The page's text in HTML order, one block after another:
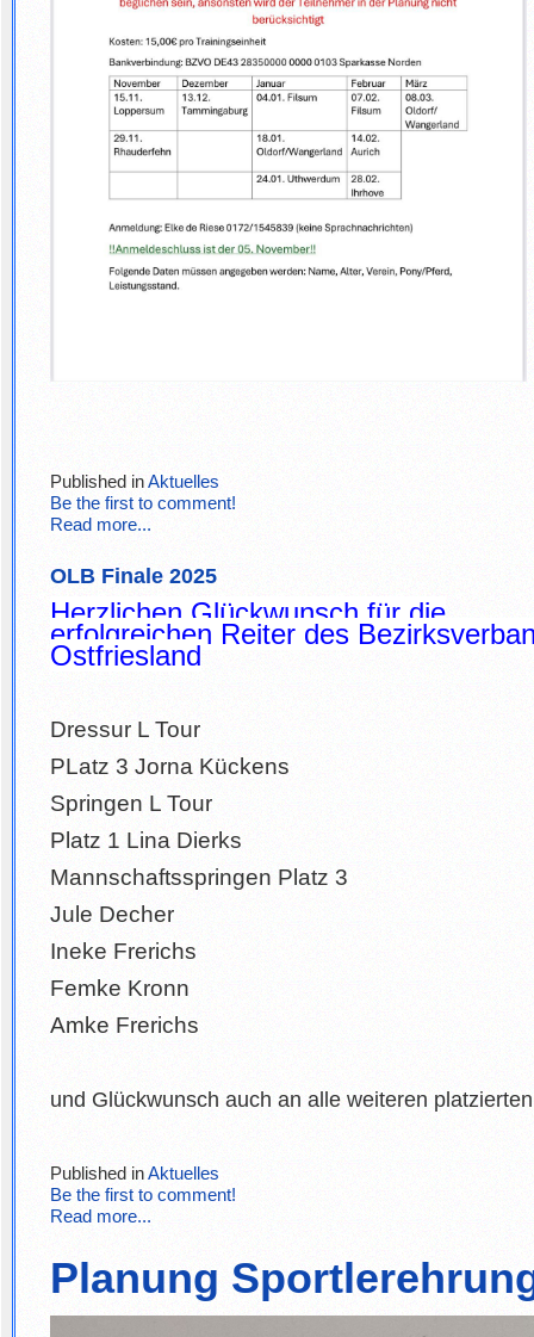
Published in Aktuelles
Be the first to comment!
Read more...
OLB Finale 2025
Herzlichen Glückwunsch für die
erfolgreichen Reiter des
Ostfriesland
Dressur L Tour
PLatz 3 Jorna Kückens
Springen L Tour
Platz 1 Lina Dierks
Mannschaftsspringen Platz 3
Jule Decher
Ineke Frerichs
Femke Kronn
Amke Frerichs
und Glückwunsch auch an alle weiteren
Published in Aktuelles
Be the first to comment!
Read more...
Planung